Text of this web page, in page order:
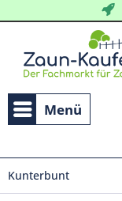
Menü
Kunterbunt